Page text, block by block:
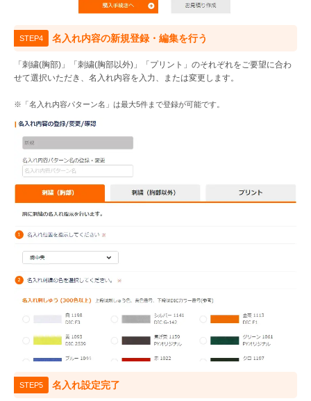
STEP4 名入れ内容の新規登録・編集を行う
「刺繍(胸部)」「刺繍(胸部以外)」「プリント」のそれぞれをご要望に合わ
せて選択いただき、名入れ内容を入力、または変更します。
※「名入れ内容パターン名」は最大5件まで登録が可能です。
STEP5 名入れ設定完了